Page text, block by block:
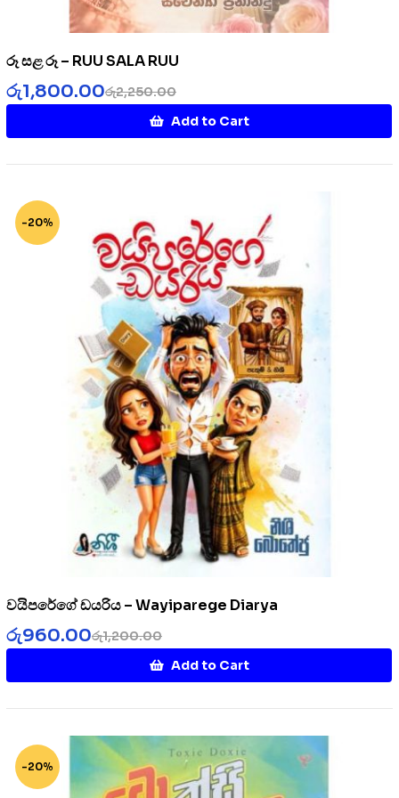
රූ සළ රූ – RUU SALA RUU
රු2,250.00
රු1,800.00
Add to Cart
-20%
වයිපරේගේ ඩයරිය – Wayiparege Diarya
රු1,200.00
රු960.00
Add to Cart
-20%